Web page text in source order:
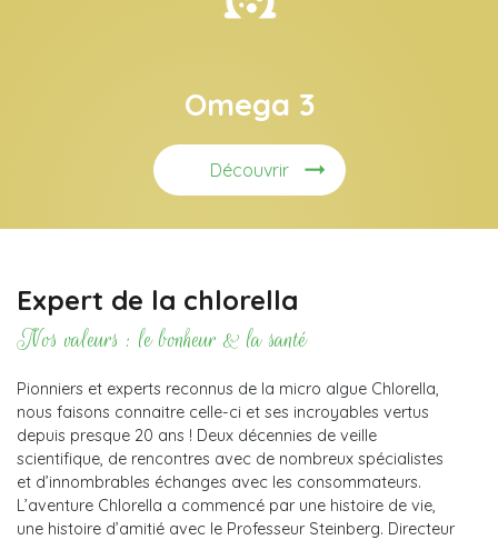
Omega 3
Découvrir
Expert de la chlorella
Nos valeurs : le bonheur & la santé
Pionniers et experts reconnus de la micro algue Chlorella,
nous faisons connaitre celle-ci et ses incroyables vertus
depuis presque 20 ans ! Deux décennies de veille
scientifique, de rencontres avec de nombreux spécialistes
et d’innombrables échanges avec les consommateurs.
L’aventure Chlorella a commencé par une histoire de vie,
une histoire d’amitié avec le Professeur Steinberg. Directeur